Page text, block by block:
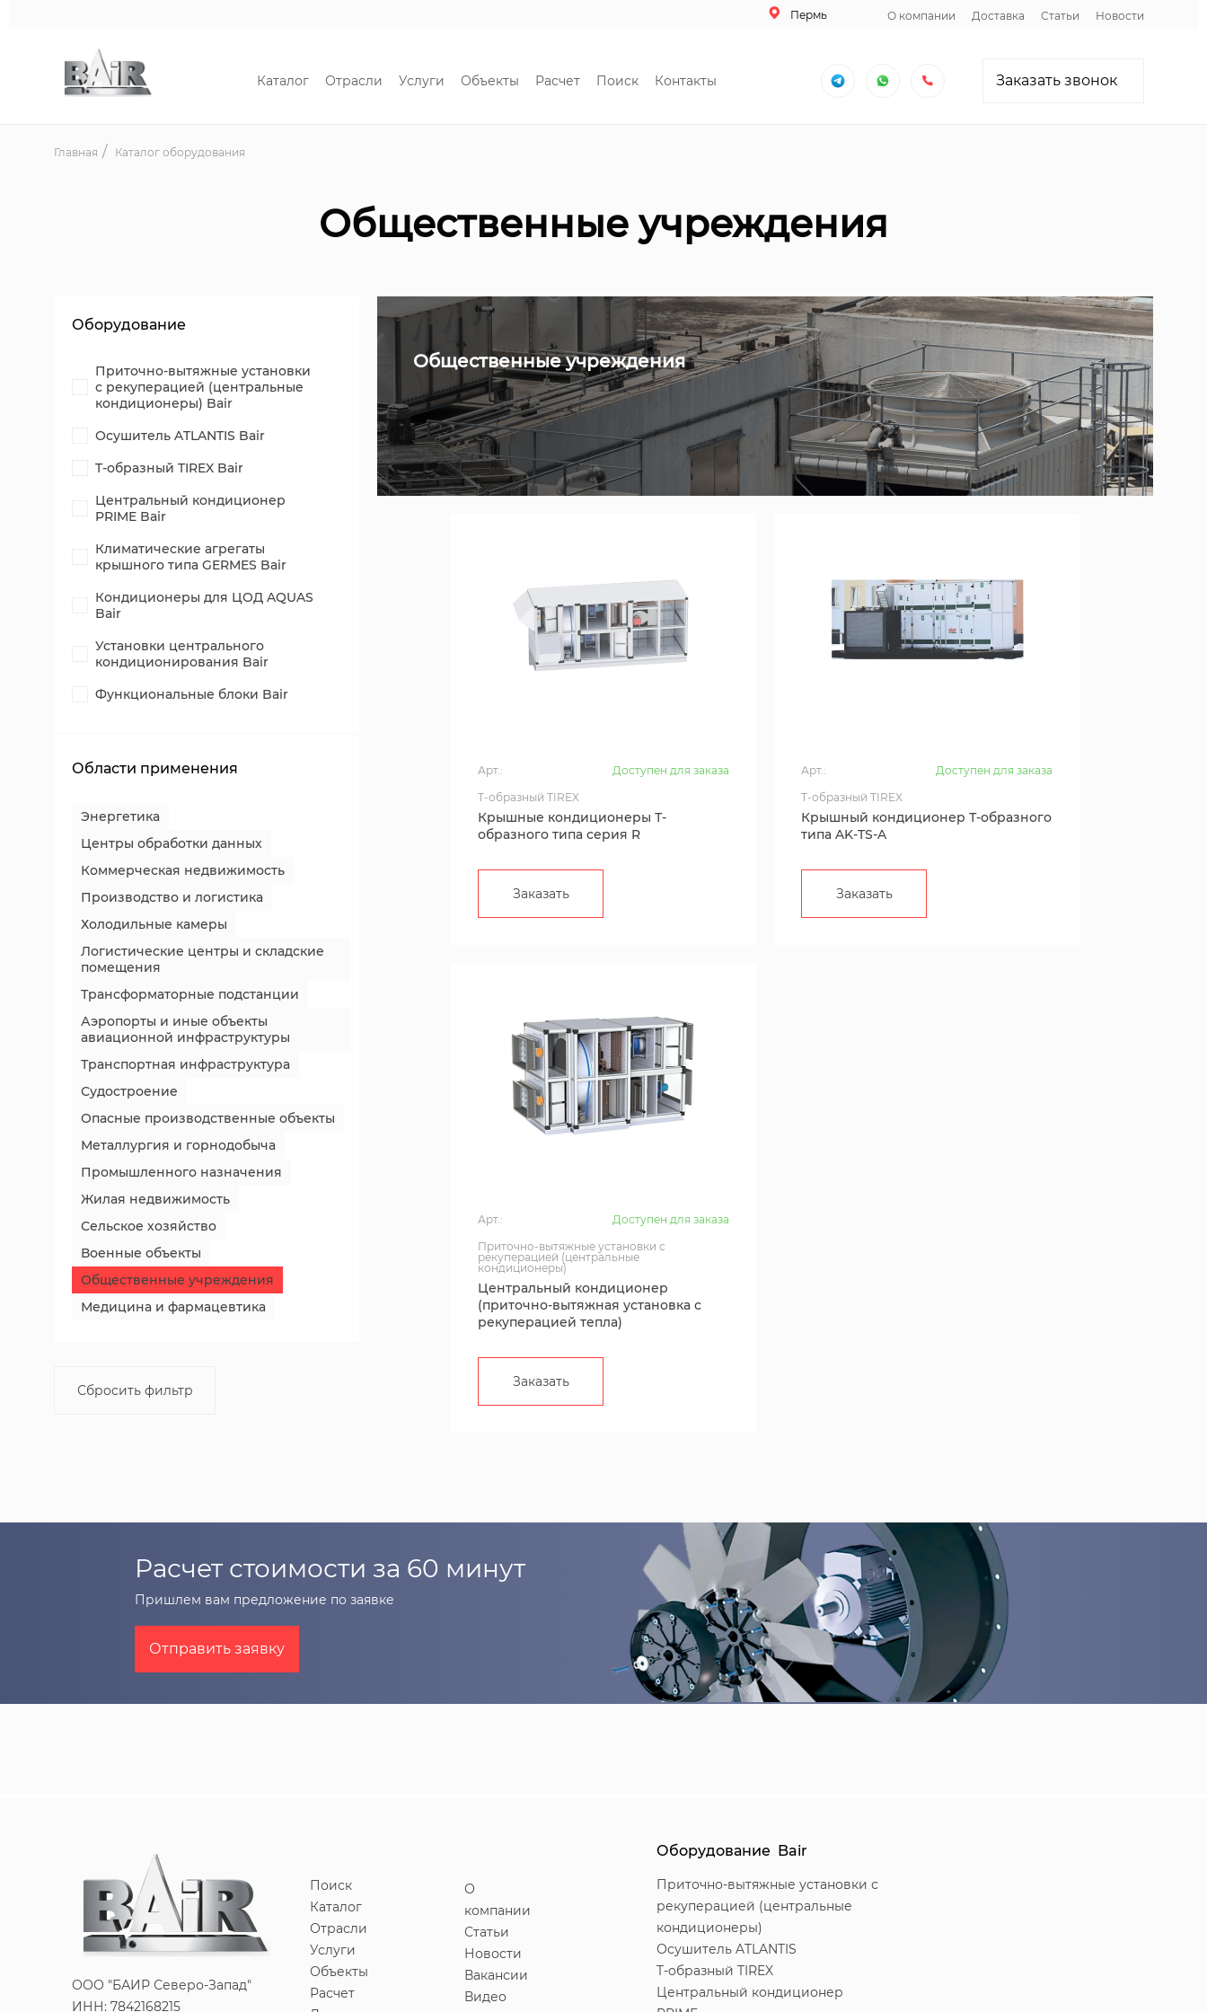
О компании Доставка Статьи Новости
Пермь
Каталог Отрасли Услуги Объекты Расчет Поиск Контакты Заказать звонок
Главная Каталог оборудования
Общественные учреждения
Оборудование
Приточно-вытяжные установки
с рекуперацией (центральные
кондиционеры) Bair
Осушитель ATLANTIS Bair
T-образный TIREX Bair
Центральный кондиционер
PRIME Bair
Климатические агрегаты
крышного типа GERMES Bair
Кондиционеры для ЦОД AQUAS
Bair
Установки центрального
кондиционирования Bair
Функциональные блоки Bair
Области применения
Энергетика
Центры обработки данных
Коммерческая недвижимость
Производство и логистика
Холодильные камеры
Логистические центры и складские
помещения
Трансформаторные подстанции
Аэропорты и иные объекты
авиационной инфраструктуры
Транспортная инфраструктура
Судостроение
Опасные производственные объекты
Металлургия и горнодобыча
Промышленного назначения
Жилая недвижимость
Сельское хозяйство
Военные объекты
Общественные учреждения
Медицина и фармацевтика
Сбросить фильтр
Общественные учреждения
Арт.:
Доступен для заказа
T-образный TIREX
Крышные кондиционеры Т-
образного типа серия R
Заказать
Арт.:
Доступен для заказа
T-образный TIREX
Крышный кондиционер Т-образного
типа AK-TS-A
Заказать
Арт.:
Доступен для заказа
Приточно-вытяжные установки с
рекуперацией (центральные
кондиционеры)
Центральный кондиционер
(приточно-вытяжная установка с
рекуперацией тепла)
Заказать
Расчет стоимости за 60 минут
Пришлем вам предложение по заявке
Отправить заявку
ООО "БАИР Северо-Запад"
ИНН: 7842168215
Поиск
Каталог
Отрасли
Услуги
Объекты
Расчет
О
компании
Статьи
Новости
Вакансии
Видео
Оборудование Bair
Приточно-вытяжные установки с
рекуперацией (центральные
кондиционеры)
Осушитель ATLANTIS
T-образный TIREX
Центральный кондиционер